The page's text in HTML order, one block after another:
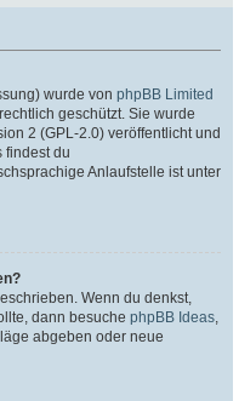
wurde von phpBB Limited
geschützt. Sie wurde
2 (GPL-2.0) veröffentlicht und
findest du
Anlaufstelle ist unter
Wenn du denkst,
dann besuche phpBB Ideas,
abgeben oder neue